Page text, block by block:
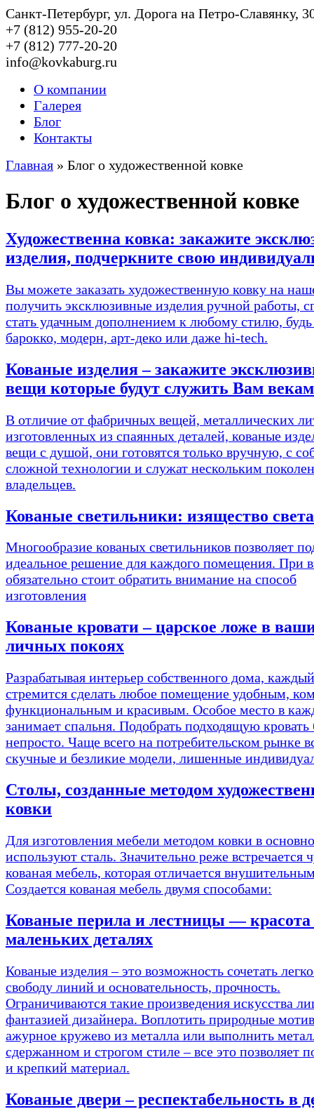
Cанкт-Петербург, ул. Дорога на Петро-Славянку,
+7 (812) 955-20-20
+7 (812) 777-20-20
info@kovkaburg.ru
О компании
Галерея
Блог
Контакты
Главная » Блог о художественной ковке
Блог о художественной ковке
Художественна ковка: закажите
изделия, подчеркните свою
Вы можете заказать художественную ковку на
получить эксклюзивные изделия ручной работы,
стать удачным дополнением к любому стилю, будь
барокко, модерн, арт-деко или даже hi-tech.
Кованые изделия – закажите
вещи которые будут служить Вам
В отличие от фабричных вещей, металлических
изготовленных из спаянных деталей, кованые
вещи с душой, они готовятся только вручную, с
сложной технологии и служат нескольким
владельцев.
Кованые светильники: изящество света
Многообразие кованых светильников позволяет
идеальное решение для каждого помещения. При
обязательно стоит обратить внимание на способ
изготовления
Кованые кровати – царское ложе в
личных покоях
Разрабатывая интерьер собственного дома,
стремится сделать любое помещение удобным,
функциональным и красивым. Особое место в
занимает спальня. Подобрать подходящую кровать
непросто. Чаще всего на потребительском рынке
скучные и безликие модели, лишенные
Столы, созданные методом
ковки
Для изготовления мебели методом ковки в
используют сталь. Значительно реже встречается
кованая мебель, которая отличается
Создается кованая мебель двумя способами:
Кованые перила и лестницы — красота
маленьких деталях
Кованые изделия – это возможность сочетать
свободу линий и основательность, прочность.
Ограничиваются такие произведения искусства
фантазией дизайнера. Воплотить природные
ажурное кружево из металла или выполнить
сдержанном и строгом стиле – все это позволяет
и крепкий материал.
Кованые двери – респектабельность в